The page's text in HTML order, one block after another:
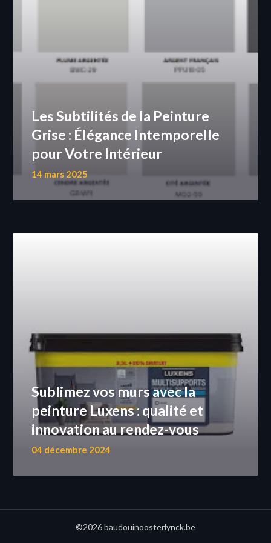
Les Subtilités de la Peinture
Grise : Élégance Intemporelle
pour Votre Intérieur
14 mars 2025
Sublimez vos murs avec la
peinture Luxens : qualité et
innovation au rendez-vous
04 décembre 2024
©2026 baudouinoosterlynck.be